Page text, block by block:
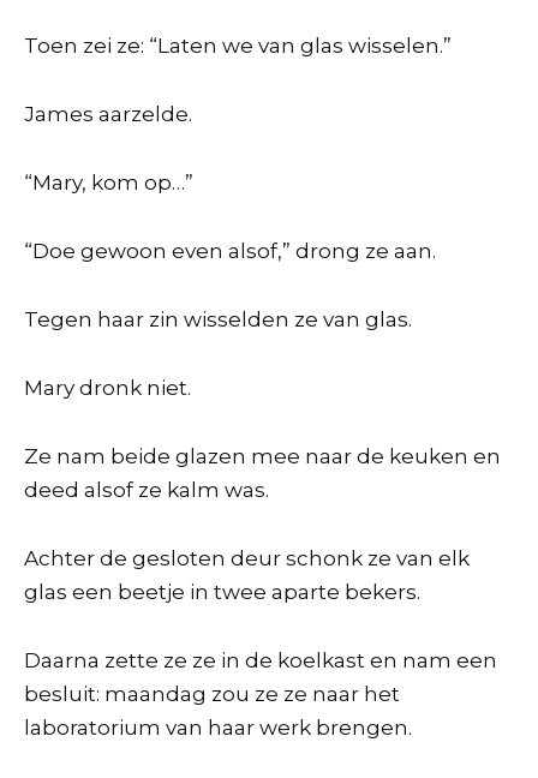
Toen zei ze: “Laten we van glas wisselen.”
James aarzelde.
“Mary, kom op…”
“Doe gewoon even alsof,” drong ze aan.
Tegen haar zin wisselden ze van glas.
Mary dronk niet.
Ze nam beide glazen mee naar de keuken en
deed alsof ze kalm was.
Achter de gesloten deur schonk ze van elk
glas een beetje in twee aparte bekers.
Daarna zette ze ze in de koelkast en nam een
besluit: maandag zou ze ze naar het
laboratorium van haar werk brengen.